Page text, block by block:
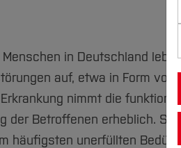
Menschen in Deutschland
auf, etwa in Form
nimmt die
der Betroffenen erheblich.
häufigsten unerfüllten